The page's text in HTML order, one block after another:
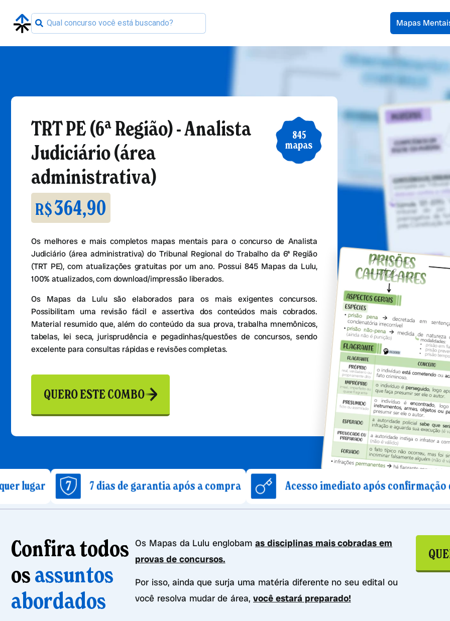
Mapas
845
mapas
TRT PE (6ª Região) - Analista
Judiciário (área
administrativa)
R$364,90
Os melhores e mais completos mapas mentais para o concurso de Analista
Judiciário (área administrativa) do Tribunal Regional do Trabalho da 6ª Região
(TRT PE), com atualizações gratuitas por um ano. Possui 845 Mapas da Lulu,
100% atualizados, com download/impressão liberados.
Os Mapas da Lulu são elaborados para os mais exigentes concursos.
Possibilitam uma revisão fácil e assertiva dos conteúdos mais cobrados.
Material resumido que, além do conteúdo da sua prova, trabalha mnemônicos,
tabelas, lei seca, jurisprudência e pegadinhas/questões de concursos, sendo
excelente para consultas rápidas e revisões completas.
QUERO ESTE COMBO
7 dias de garantia após a compra Acesso imediato após confirmação de compra
Confira todos
osassuntos
abordados
Os Mapas da Lulu englobam as disciplinas mais cobradas em
provas de concursos.
Por isso, ainda que surja uma matéria diferente no seu edital ou
você resolva mudar de área,você estará preparado!